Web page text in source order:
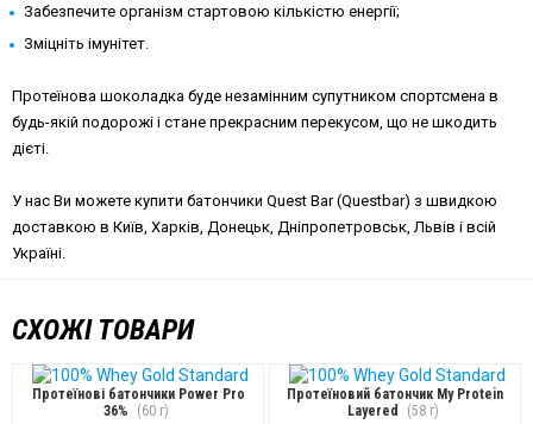
Забезпечите організм стартовою кількістю енергії;
Зміцніть імунітет.
Протеїнова шоколадка буде незамінним супутником спортсмена в
будь-якій подорожі і стане прекрасним перекусом, що не шкодить
дієті.
У нас Ви можете купити батончики Quest Bar (Questbar) з швидкою
доставкою в Київ, Харків, Донецьк, Дніпропетровськ, Львів і всій
Україні.
СХОЖІ ТОВАРИ
Протеїнові батончики Power Pro
36%
(60 г)
Протеїновий батончик My Protein
Layered
(58 г)